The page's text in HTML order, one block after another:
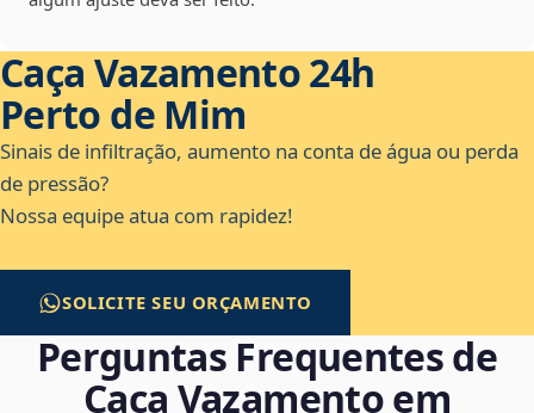
Caça Vazamento 24h
Perto de Mim
Sinais de infiltração, aumento na conta de água ou perda
de pressão?
Nossa equipe atua com rapidez!
SOLICITE SEU ORÇAMENTO
Perguntas Frequentes de
Caça Vazamento em